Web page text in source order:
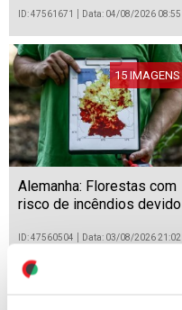
ID: 47561671 Data: 04/08/2026 08:55
15 IMAGENS
Alemanha: Florestas com
risco de incêndios devido
ID: 47560504 Data: 03/08/2026 21:02